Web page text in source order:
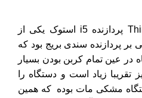
لپ تاپ لنوو Thinkpad T520 پردازنده i5 استوک یکی از
بر پردازنده سندی بریج بود که
در عین تمام کربن بودن بسیار
تقریبا زیاد است و دستگاه را
مشکی مات بوده که همین